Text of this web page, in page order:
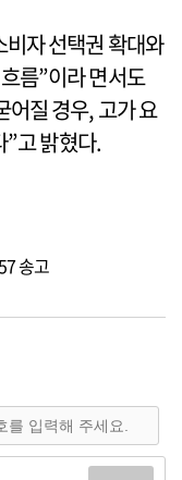
자 선택권 확대와
름”이라 면서도
어질 경우, 고가 요
”고 밝혔다.
송고